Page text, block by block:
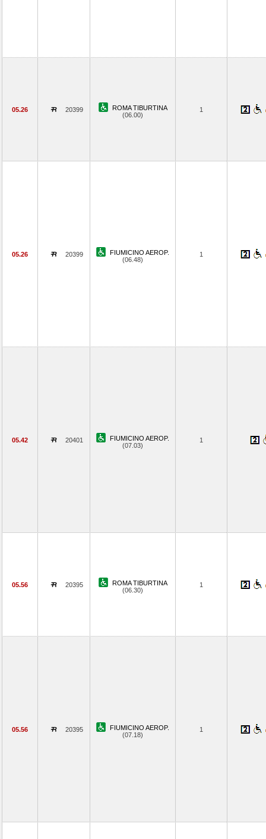
05.26 20399
ROMA TIBURTINA
(06.00)
1
05.26 20399
FIUMICINO AEROP.
(06.48)
1
05.42 20401
FIUMICINO AEROP.
(07.03)
1
05.56 20395
ROMA TIBURTINA
(06.30)
1
05.56 20395
FIUMICINO AEROP.
(07.18)
1